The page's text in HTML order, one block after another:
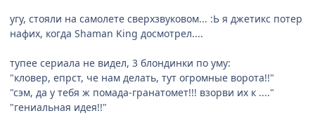
угу, стояли на самолете сверхзвуковом... :Ь я джетикс потер
нафих, когда Shaman King досмотрел....
тупее сериала не видел, 3 блондинки по уму:
"кловер, епрст, че нам делать, тут огромные ворота!!"
"сэм, да у тебя ж помада-гранатомет!!! взорви их к ...."
"гениальная идея!!"